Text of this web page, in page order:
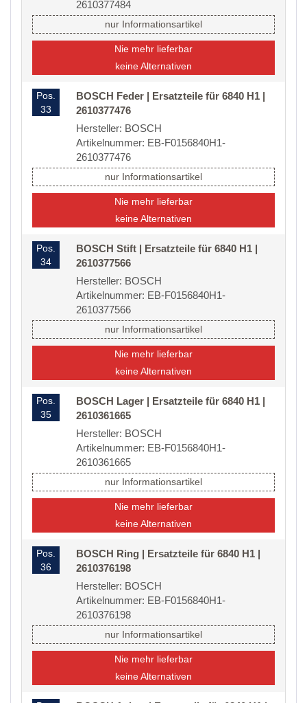
2610377484
nur Informationsartikel
Nie mehr lieferbar
keine Alternativen
Pos.
33
BOSCH Feder | Ersatzteile für 6840 H1 |
2610377476
Hersteller: BOSCH
Artikelnummer: EB-F0156840H1-
2610377476
nur Informationsartikel
Nie mehr lieferbar
keine Alternativen
Pos.
34
BOSCH Stift | Ersatzteile für 6840 H1 |
2610377566
Hersteller: BOSCH
Artikelnummer: EB-F0156840H1-
2610377566
nur Informationsartikel
Nie mehr lieferbar
keine Alternativen
Pos.
35
BOSCH Lager | Ersatzteile für 6840 H1 |
2610361665
Hersteller: BOSCH
Artikelnummer: EB-F0156840H1-
2610361665
nur Informationsartikel
Nie mehr lieferbar
keine Alternativen
Pos.
36
BOSCH Ring | Ersatzteile für 6840 H1 |
2610376198
Hersteller: BOSCH
Artikelnummer: EB-F0156840H1-
2610376198
nur Informationsartikel
Nie mehr lieferbar
keine Alternativen